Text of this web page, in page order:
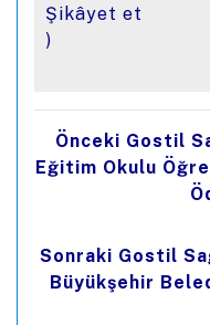
Şikâyet et
)
Önceki Gostil
Eğitim Okulu
Sonraki Gostil
Büyükşehir